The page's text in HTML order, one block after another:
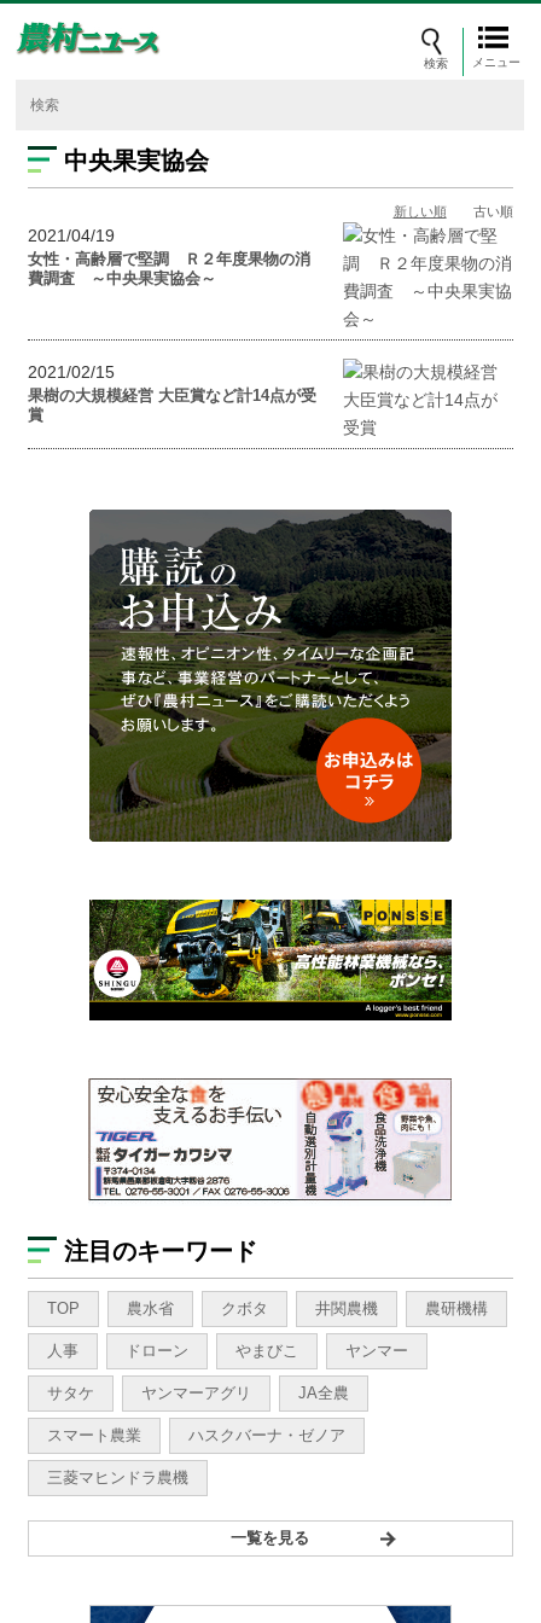
メニュー
中央果実協会
新しい順 古い順
2021/04/19
女性・高齢層で堅調 Ｒ２年度果物の消
費調査 ～中央果実協会～
2021/02/15
果樹の大規模経営 大臣賞など計14点が受
賞
注目のキーワード
TOP 農水省 クボタ 井関農機 農研機構
人事 ドローン やまびこ ヤンマー
サタケ ヤンマーアグリ JA全農
スマート農業 ハスクバーナ・ゼノア
三菱マヒンドラ農機
一覧を見る